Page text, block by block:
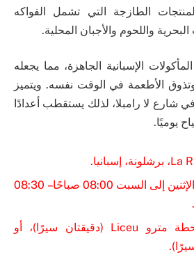
الطازجة التي تشمل الفواكه
واللحوم والأجبان المحلية.
الإسبانية الجاهزة، مما يجعله
الأطعمة في الوقت نفسه. ويتميز
شارع لا رامبلا، لذلك يستقطب أعدادًا
يوميًا.
ساعات العمل: من الإثنين إلى السبت 08:00 صباحًا – 08:30
كيفية الوصول: محطة مترو Liceu (دقيقتان سيرًا)، أو